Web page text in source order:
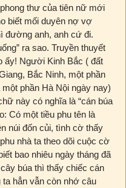
thư của tiên nữ mới
biết mối duyên nợ vợ
đường anh, anh cứ đi.
ra sao. Truyền thuyết
ấy! Người Kinh Bắc ( đất
Bắc Ninh, một phần
phần Hà Nội ngày nay)
này có nghĩa là “cán búa
Có một tiều phu tên là
núi đốn củi, tình cờ thấy
nhà ta theo dõi cuộc cờ
bao nhiêu ngày tháng đã
búa thì thấy chiếc cán
hẳn vẫn còn nhớ câu